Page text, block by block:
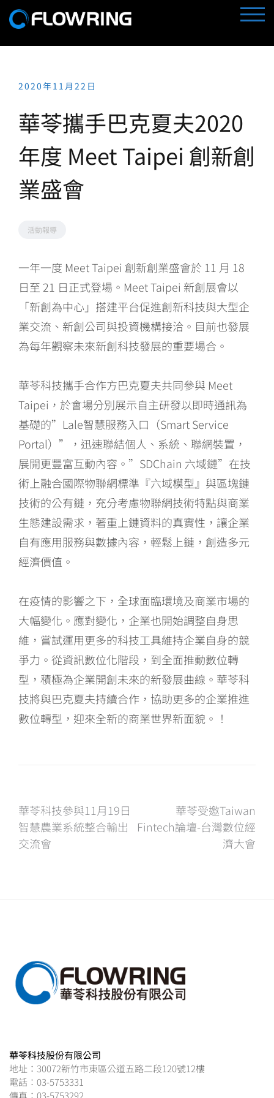
Skip
to
2020年11月22日
華苓攜手巴克夏夫2020
年度 Meet Taipei 創新創
業盛會
活動報導
一年一度 Meet Taipei 創新創業盛會於 11 月 18
日至 21 日正式登場。Meet Taipei 新創展會以
「新創為中心」搭建平台促進創新科技與大型企
業交流、新創公司與投資機構接洽。目前也發展
為每年觀察未來新創科技發展的重要場合。
華苓科技攜手合作方巴克夏夫共同參與 Meet
Taipei，於會場分別展示自主研發以即時通訊為
基礎的”Lale智慧服務入口（Smart Service
Portal）”，迅速聯結個人、系統、聯網裝置，
展開更豐富互動內容。”SDChain 六域鏈”在技
術上融合國際物聯網標準『六域模型』與區塊鏈
技術的公有鏈，充分考慮物聯網技術特點與商業
生態建設需求，著重上鏈資料的真實性，讓企業
自有應用服務與數據內容，輕鬆上鏈，創造多元
經濟價值。
在疫情的影響之下，全球面臨環境及商業市場的
大幅變化。應對變化，企業也開始調整自身思
維，嘗試運用更多的科技工具維持企業自身的競
爭力。從資訊數位化階段，到全面推動數位轉
型，積極為企業開創未來的新發展曲線。華苓科
技將與巴克夏夫持續合作，協助更多的企業推進
數位轉型，迎來全新的商業世界新面貌。！
文
章
華苓科技參與11月19日
智慧農業系統整合輸出
交流會
華苓受邀Taiwan
Fintech論壇-台灣數位經
濟大會
華苓科技股份有限公司
地址：30072新竹市東區公道五路二段120號12樓
電話：03-5753331
傳真：03-5753292